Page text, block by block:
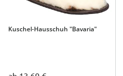
Kuschel-Hausschuh "Bavaria"